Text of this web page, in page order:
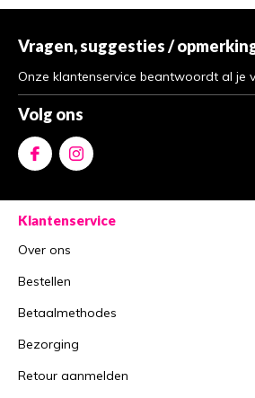
Vragen, suggesties /
Onze klantenservice beantwoordt al je
Volg ons
Klantenservice
Over ons
Bestellen
Betaalmethodes
Bezorging
Retour aanmelden